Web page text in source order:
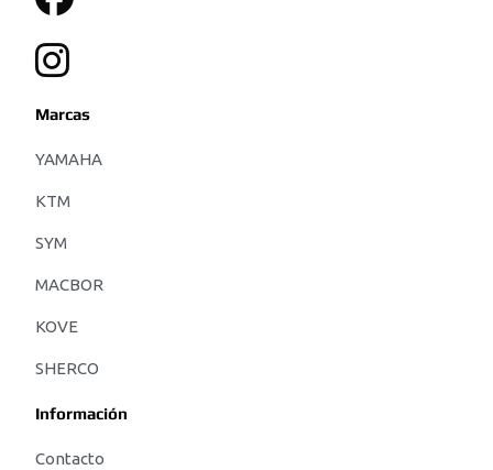
Marcas
YAMAHA
KTM
SYM
MACBOR
KOVE
SHERCO
Información
Contacto